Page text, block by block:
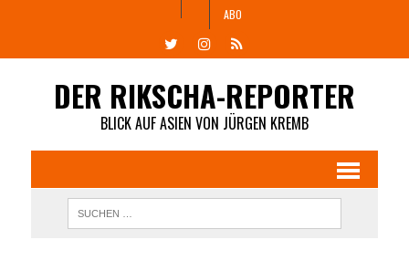
ABO
DER RIKSCHA-REPORTER
BLICK AUF ASIEN VON JÜRGEN KREMB